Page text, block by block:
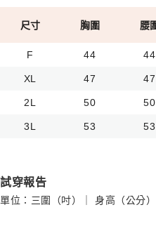
尺寸 胸圍 腰
F 44 44
XL 47 47
2L 50 50
3L 53 53
試穿報告
單位：三圍（吋）｜ 身高（公分